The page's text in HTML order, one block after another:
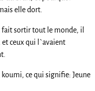
elle dort.
sortir tout le monde, il
et ceux qui l`avaient
ce qui signifie: Jeune